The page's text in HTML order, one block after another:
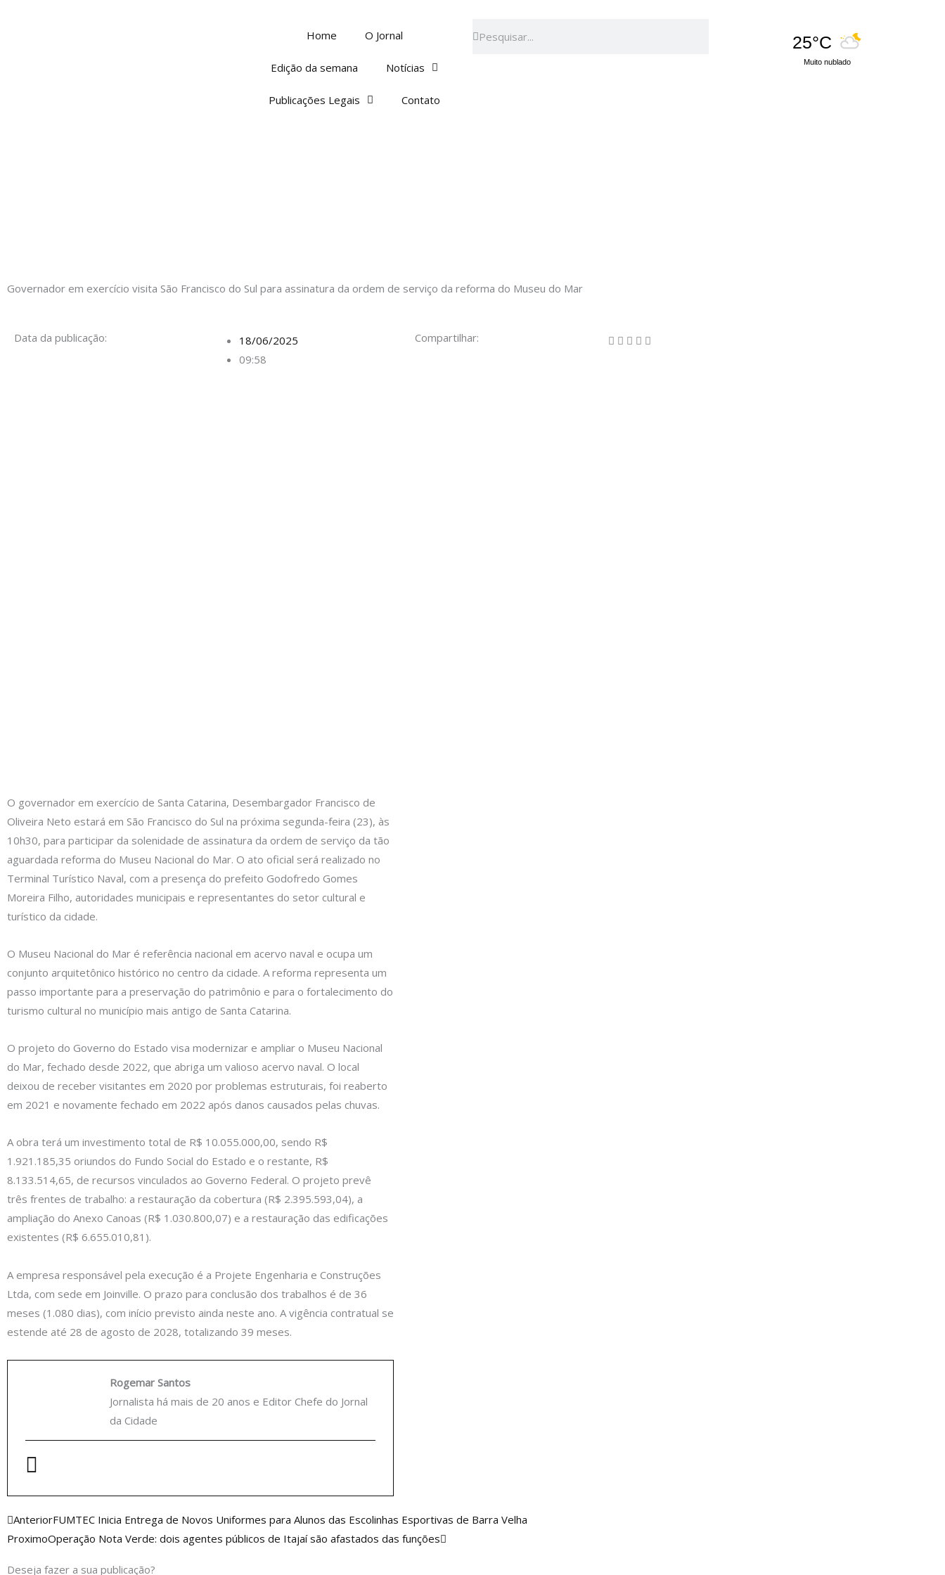
Home O Jornal
Edição da semana Notícias
Publicações Legais Contato
25°C
Muito nublado
Governador em exercício visita São Francisco do Sul para assinatura da ordem de serviço da reforma do Museu do Mar
Data da publicação:
18/06/2025
09:58
O governador em exercício de Santa Catarina, Desembargador Francisco de
Oliveira Neto estará em São Francisco do Sul na próxima segunda-feira (23), às
10h30, para participar da solenidade de assinatura da ordem de serviço da tão
aguardada reforma do Museu Nacional do Mar. O ato oficial será realizado no
Terminal Turístico Naval, com a presença do prefeito Godofredo Gomes
Moreira Filho, autoridades municipais e representantes do setor cultural e
turístico da cidade.
O Museu Nacional do Mar é referência nacional em acervo naval e ocupa um
conjunto arquitetônico histórico no centro da cidade. A reforma representa um
passo importante para a preservação do patrimônio e para o fortalecimento do
turismo cultural no município mais antigo de Santa Catarina.
O projeto do Governo do Estado visa modernizar e ampliar o Museu Nacional
do Mar, fechado desde 2022, que abriga um valioso acervo naval. O local
deixou de receber visitantes em 2020 por problemas estruturais, foi reaberto
em 2021 e novamente fechado em 2022 após danos causados pelas chuvas.
A obra terá um investimento total de R$ 10.055.000,00, sendo R$
1.921.185,35 oriundos do Fundo Social do Estado e o restante, R$
8.133.514,65, de recursos vinculados ao Governo Federal. O projeto prevê
três frentes de trabalho: a restauração da cobertura (R$ 2.395.593,04), a
ampliação do Anexo Canoas (R$ 1.030.800,07) e a restauração das edificações
existentes (R$ 6.655.010,81).
A empresa responsável pela execução é a Projete Engenharia e Construções
Ltda, com sede em Joinville. O prazo para conclusão dos trabalhos é de 36
meses (1.080 dias), com início previsto ainda neste ano. A vigência contratual se
estende até 28 de agosto de 2028, totalizando 39 meses.
Rogemar Santos
Jornalista há mais de 20 anos e Editor Chefe do Jornal
da Cidade
Compartilhar:
Anterior
AnteriorFUMTEC Inicia Entrega de Novos Uniformes para Alunos das Escolinhas Esportivas de Barra Velha
ProximoOperação Nota Verde: dois agentes públicos de Itajaí são afastados das funções
Próximo
Deseja fazer a sua publicação?